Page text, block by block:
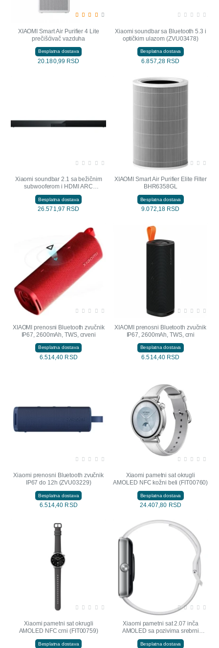
XIAOMI Smart Air Purifier 4 Lite
prečišćivač vazduha
Besplatna dostava
20.180,99 RSD
Xiaomi soundbar sa Bluetooth 5.3 i
optičkim ulazom (ZVU03478)
Besplatna dostava
6.857,28 RSD
Xiaomi soundbar 2.1 sa bežičnim
subwooferom i HDMI ARC
(ZVU03779)
Besplatna dostava
26.571,97 RSD
XIAOMI Smart Air Purifier Elite Filter
BHR6358GL
Besplatna dostava
9.072,18 RSD
XIAOMI prenosni Bluetooth zvučnik
IP67, 2600mAh, TWS, crveni
Besplatna dostava
6.514,40 RSD
XIAOMI prenosni Bluetooth zvučnik
IP67, 2600mAh, TWS, crni
Besplatna dostava
6.514,40 RSD
Xiaomi prenosni Bluetooth zvučnik
IP67 do 12h (ZVU03229)
Besplatna dostava
6.514,40 RSD
NOVO
Xiaomi pametni sat okrugli
AMOLED NFC kožni beli (FIT00760)
Besplatna dostava
24.407,80 RSD
NOVO
Xiaomi pametni sat okrugli
AMOLED NFC crni (FIT00759)
Besplatna dostava
NOVO
Xiaomi pametni sat 2.07 inča
AMOLED sa pozivima srebrni
(FIT00713)
Besplatna dostava